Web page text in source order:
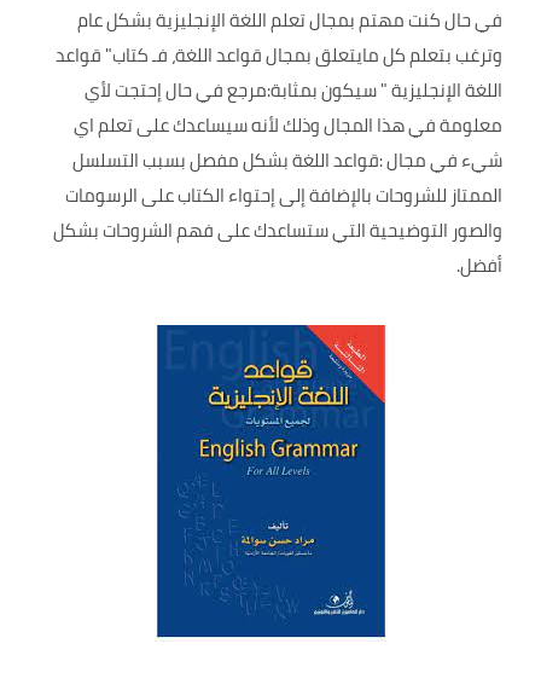
في حال كنت مهتم بمجال تعلم اللغة الإنجليزية بشكل عام
وترغب بتعلم كل مايتعلق بمجال قواعد اللغة، فـ كتاب" قواعد
اللغة الإنجليزية " سيكون بمثابة:مرجع في حال إحتجت لأي
معلومة في هذا المجال وذلك لأنه سيساعدك على تعلم اي
شيء في مجال :قواعد اللغة بشكل مفصل بسبب التسلسل
الممتاز للشروحات بالإضافة إلى إحتواء الكتاب على الرسومات
والصور التوضيحية التي ستساعدك على فهم الشروحات بشكل
أفضل.